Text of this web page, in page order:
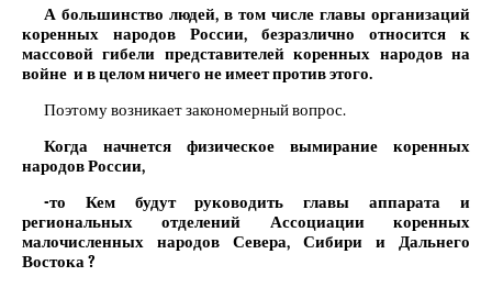
А большинство людей, в том числе главы организаций
коренных народов России, безразлично относится к
массовой гибели представителей коренных народов на
войне и в целом ничего не имеет против этого.
Поэтому возникает закономерный вопрос.
Когда начнется физическое вымирание коренных
народов России,
-то Кем будут руководить главы аппарата и
региональных отделений Ассоциации коренных
малочисленных народов Севера, Сибири и Дальнего
Востока ?